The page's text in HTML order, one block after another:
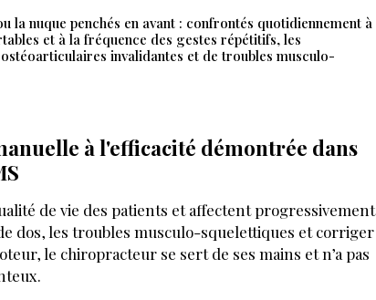
nuque penchés en avant : confrontés quotidiennement à
et à la fréquence des gestes répétitifs, les
invalidantes et de troubles musculo-
à l'efficacité démontrée dans
de vie des patients et affectent progressivement
dos, les troubles musculo-squelettiques et corriger
le chiropracteur se sert de ses mains et n’a pas